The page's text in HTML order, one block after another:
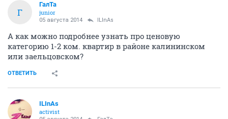
Г
ГалТа
junior
05 августа 2014 ILInAs
А как можно подробнее узнать про ценовую
категорию 1-2 ком. квартир в районе калининском
или заельцовском?
ОТВЕТИТЬ
ILInAs
activist